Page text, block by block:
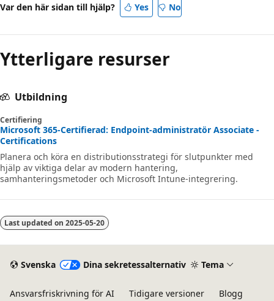
Var den här sidan till hjälp? Yes No
Ytterligare resurser
Utbildning
Certifiering
Microsoft 365-Certifierad: Endpoint-administratör Associate -
Certifications
Planera och köra en distributionsstrategi för slutpunkter med
hjälp av viktiga delar av modern hantering,
samhanteringsmetoder och Microsoft Intune-integrering.
Last updated on 2025-05-20
Svenska Dina sekretessalternativ Tema
Ansvarsfriskrivning för AI Tidigare versioner Blogg